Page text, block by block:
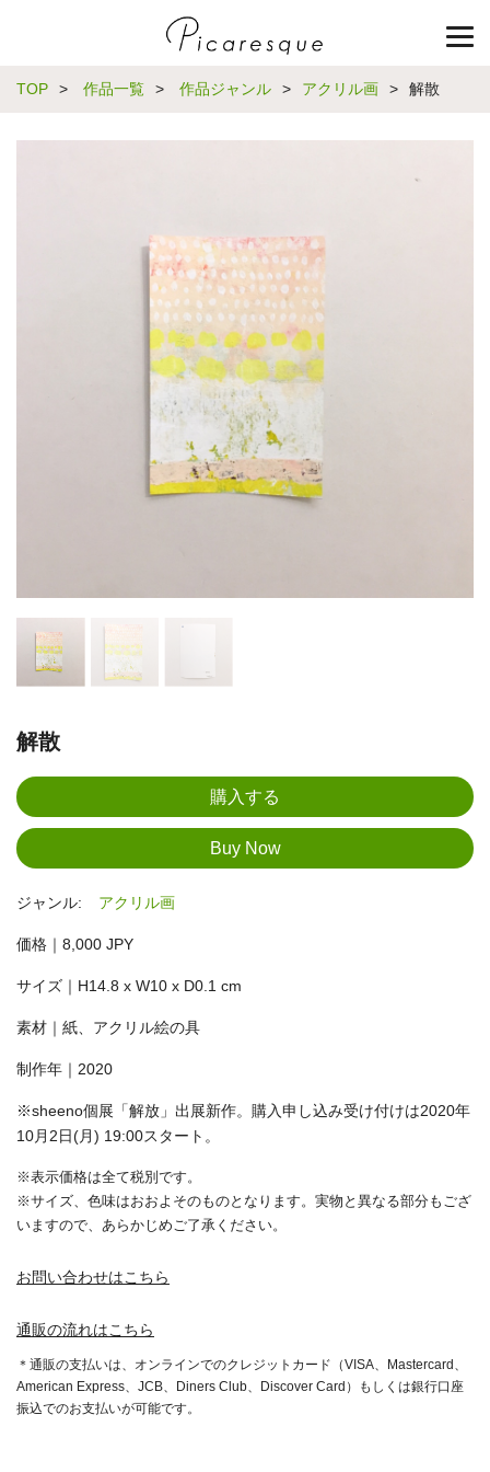
TOP > 作品一覧 > 作品ジャンル > アクリル画 > 解散
解散
ジャンル: アクリル画
価格｜8,000 JPY
サイズ｜H14.8 x W10 x D0.1 cm
‪素材｜ 紙、アクリル絵の具
‪制作年｜2020
※sheeno個展「解放」出展新作。購入申し込み受け付けは2020年
10月2日(月) 19:00スタート。
※表示価格は全て税別です。
※サイズ、色味はおおよそのものとなります。実物と異なる部分もござ
いますので、あらかじめご了承ください。
お問い合わせはこちら
通販の流れはこちら
＊通販の支払いは、オンラインでのクレジットカード（VISA、Mastercard、
American Express、JCB、Diners Club、Discover Card）もしくは銀行口座
振込でのお支払いが可能です。